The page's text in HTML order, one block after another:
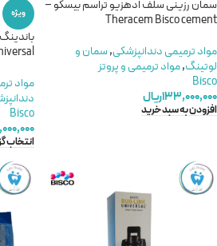
سمان رزینی سلف ادهزیو تراسم بیسکو –
Theracem Bisco cement
مواد ترمیمی دندانپزشکی,سمان و
لوتینگ,مواد ترمیمی و پروتز
Bisco
۱۳۳,۰۰۰,۰۰۰ریال
افزودن به سبد خرید
ویژه
مواد
Bisco
انتخاب